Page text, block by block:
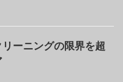
リーニングの限界を超